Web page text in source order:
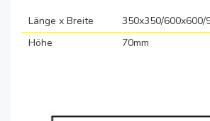
Länge x Breite
350x350/600x600/
Höhe
70mm